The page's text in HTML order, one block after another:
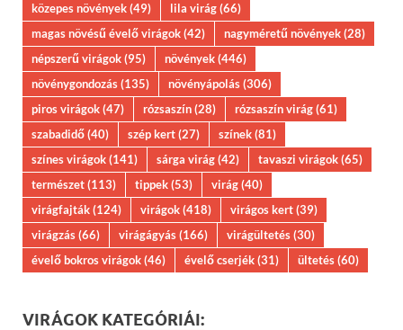
közepes növények(49) lila virág(66)
magas növésű évelő virágok(42) nagyméretű növények(28)
népszerű virágok(95) növények(446)
növénygondozás(135) növényápolás(306)
piros virágok(47) rózsaszín(28) rózsaszín virág(61)
szabadidő(40) szép kert(27) színek(81)
színes virágok(141) sárga virág(42) tavaszi virágok(65)
természet(113) tippek(53) virág(40)
virágfajták(124) virágok(418) virágos kert(39)
virágzás(66) virágágyás(166) virágültetés(30)
évelő bokros virágok(46) évelő cserjék(31) ültetés(60)
VIRÁGOK KATEGÓRIÁI: